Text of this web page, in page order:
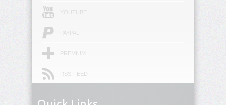
block-
end-
color
border-
block-
YOUTUBE
PAYPAL
PREMIUM
RSS-FEED